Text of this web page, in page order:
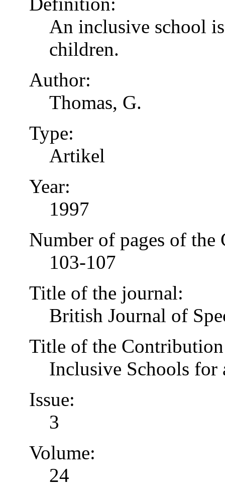
An inclusive school
children.
Author:
Thomas, G.
Type:
Artikel
Year:
1997
Number of pages of
103-107
Title of the journal:
British Journal of
Title of the
Inclusive Schools for
Issue:
3
Volume:
24